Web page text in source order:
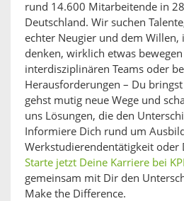
rund 14.600 Mitarbeitende in
Deutschland. Wir suchen
echter Neugier und dem
denken, wirklich etwas
interdisziplinären Teams oder
Herausforderungen – Du
gehst mutig neue Wege und
uns Lösungen, die den
Informiere Dich rund um
Werkstudierendentätigkeit oder
Starte jetzt Deine Karriere bei
gemeinsam mit Dir den
Make the Difference.